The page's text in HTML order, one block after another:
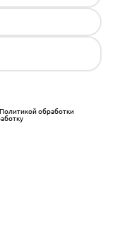
Политикой обработки